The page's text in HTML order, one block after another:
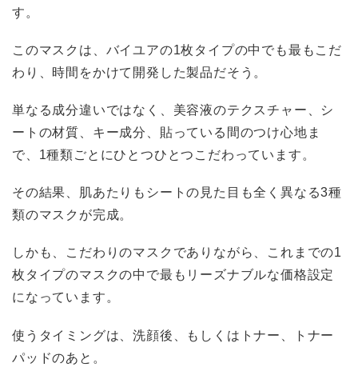
す。
このマスクは、バイユアの1枚タイプの中でも最もこだ
わり、時間をかけて開発した製品だそう。
単なる成分違いではなく、美容液のテクスチャー、シ
ートの材質、キー成分、貼っている間のつけ心地ま
で、1種類ごとにひとつひとつこだわっています。
その結果、肌あたりもシートの見た目も全く異なる3種
類のマスクが完成。
しかも、こだわりのマスクでありながら、これまでの1
枚タイプのマスクの中で最もリーズナブルな価格設定
になっています。
使うタイミングは、洗顔後、もしくはトナー、トナー
パッドのあと。